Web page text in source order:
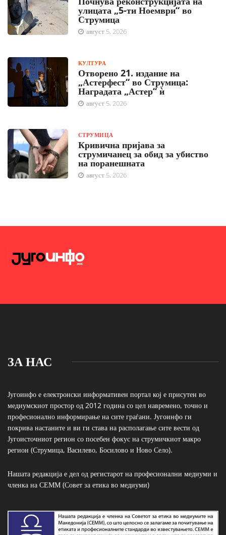
улицата „5-ти Ноември“ во
Струмица
август 5, 2026
КУЛТУРА
Отворено 21. издание на
„Астерфест“ во Струмица:
Наградата „Астер“ ѝ
август 5, 2026
СТРУМИЦА
Кривична пријава за
струмичанец за обид за убиство
на поранешната
август 5, 2026
ЗА НАС
Југоинфо е електронски информативен портал кој е присутен во
медиумскиот простор од 2012 година со цел навремено, точно и
професионално информирање на сите граѓани. Југоинфо ги
покрива настаните и ви ги става на располагање сите вести од
Југоисточниот регион со посебен фокус на струмичкиот макро
регион (Струмица, Василево, Босилово и Ново Село).
Нашата редакција е дел од регистарот на професионални медиуми и
членка на СЕММ (Совет за етика во медиуми)